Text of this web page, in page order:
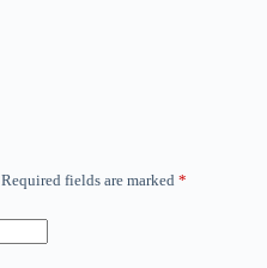
Required fields are marked *